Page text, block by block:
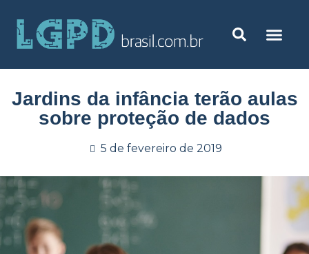
Jardins da infância terão aulas
sobre proteção de dados
5 de fevereiro de 2019